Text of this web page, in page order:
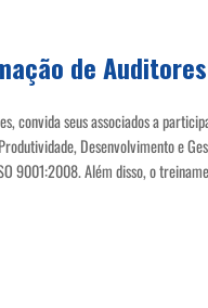
de
convida seus associados a
Desenvolvimento e
9001:2008. Além disso, o